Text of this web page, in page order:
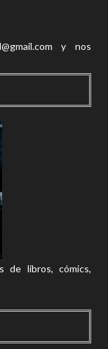
y nos
de libros, cómics,